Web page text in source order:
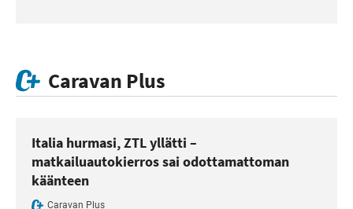
Caravan Plus
Italia hurmasi, ZTL yllätti –
matkailuautokierros sai odottamattoman
käänteen
Caravan Plus